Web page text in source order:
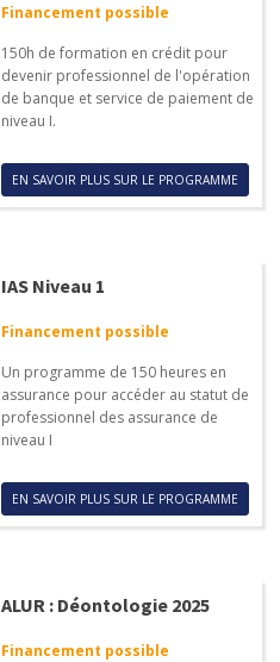
Financement possible
150h de formation en crédit pour
devenir professionnel de l'opération
de banque et service de paiement de
niveau I.
EN SAVOIR PLUS SUR LE PROGRAMME
IAS Niveau 1
Financement possible
Un programme de 150 heures en
assurance pour accéder au statut de
professionnel des assurance de
niveau I
EN SAVOIR PLUS SUR LE PROGRAMME
ALUR : Déontologie 2025
Financement possible